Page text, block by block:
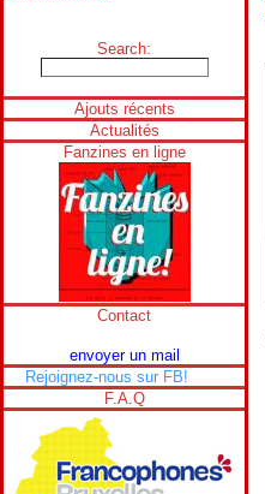
Search:
Ajouts récents
Actualités
Fanzines en ligne
Contact
envoyer un mail
Rejoignez-nous sur FB!
F.A.Q